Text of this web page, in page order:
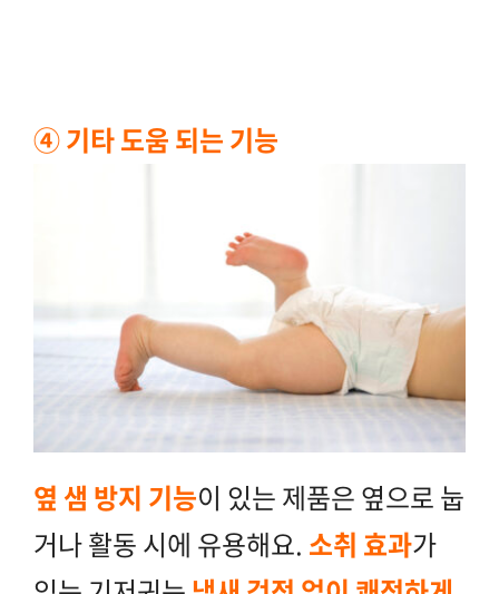
④ 기타 도움 되는 기능
옆 샘 방지 기능이 있는 제품은 옆으로 눕
거나 활동 시에 유용해요. 소취 효과가